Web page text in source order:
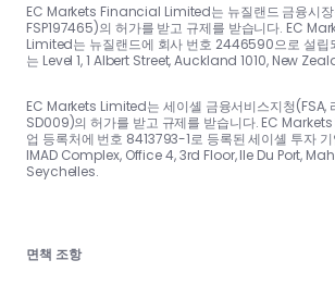
EC Markets Financial Limited는 뉴질랜드 금융시장
FSP197465)의 허가를 받고 규제를 받습니다. EC
Limited는 뉴질랜드에 회사 번호 2446590으로 설립
는 Level 1, 1 Albert Street, Auckland 1010, New
EC Markets Limited는 세이셸 금융서비스지청(FSA,
SD009)의 허가를 받고 규제를 받습니다. EC
업 등록처에 번호 8413793-1로 등록된 세이셸 투자
IMAD Complex, Office 4, 3rd Floor, Ile Du Port,
Seychelles.
면책 조항